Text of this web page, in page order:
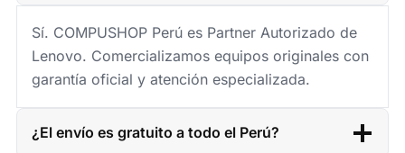
Sí. COMPUSHOP Perú es Partner Autorizado de
Lenovo. Comercializamos equipos originales con
garantía oficial y atención especializada.
¿El envío es gratuito a todo el Perú?